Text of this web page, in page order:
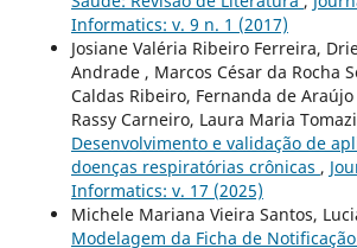
Informatics: v. 9 n. 1 (2017)
Josiane Valéria Ribeiro Ferreira,
Andrade , Marcos César da Rocha
Caldas Ribeiro, Fernanda de
Rassy Carneiro, Laura Maria
Desenvolvimento e validação de
doenças respiratórias crônicas ,
Informatics: v. 17 (2025)
Michele Mariana Vieira Santos,
Modelagem da Ficha de